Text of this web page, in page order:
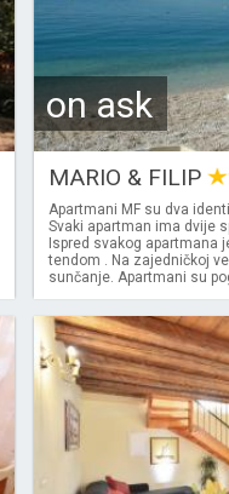
on ask
MARIO & FILIP
Apartmani MF su dva
Svaki apartman ima dvije
Ispred svakog apartmana
tendom . Na zajedničkoj
sunčanje. Apartmani su